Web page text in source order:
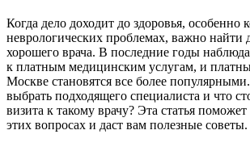
Когда дело доходит до здоровья, особенно
неврологических проблемах, важно найти
хорошего врача. В последние годы
к платным медицинским услугам, и
Москве становятся все более
выбрать подходящего специалиста и что
визита к такому врачу? Эта статья поможет
этих вопросах и даст вам полезные советы.